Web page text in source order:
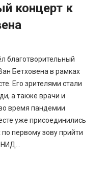
концерт к
благотворительный
Бетховена в рамках
Его зрителями стали
а также врачи и
время пандемии
уже присоединились
первому зову прийти